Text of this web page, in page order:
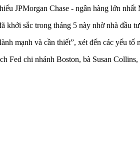
JPMorgan Chase - ngân hàng lớn
sắc trong tháng 5 này nhờ nhà đầu
mạnh và cần thiết”, xét đến các yếu
Fed chi nhánh Boston, bà Susan